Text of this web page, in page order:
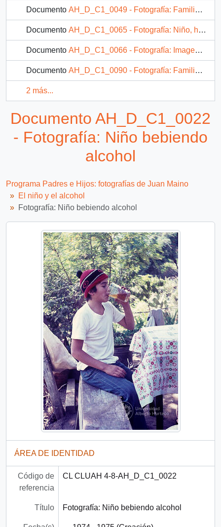
Documento AH_D_C1_0049 - Fotografía: Familia reunida compartiendo una comida
Documento AH_D_C1_0065 - Fotografía: Niño, hombre adulto y adulto mayor consumiendo alcohol
Documento AH_D_C1_0066 - Fotografía: Imagen de niño con texto alusivo al consumo de alcohol
Documento AH_D_C1_0090 - Fotografía: Familia en una situación de consumo de alcohol
2 más...
Documento AH_D_C1_0022
- Fotografía: Niño bebiendo
alcohol
Programa Padres e Hijos: fotografías de Juan Maino
El niño y el alcohol
Fotografía: Niño bebiendo alcohol
ÁREA DE IDENTIDAD
Código de
referencia
CL CLUAH 4-8-AH_D_C1_0022
Título Fotografía: Niño bebiendo alcohol